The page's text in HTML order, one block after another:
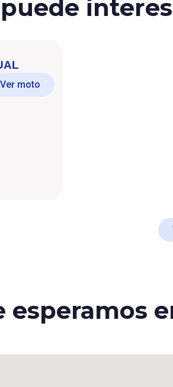
Ver moto
esperamos